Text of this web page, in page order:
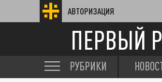
АВТОРИЗАЦИЯ
ПЕРВЫЙ
РУБРИКИ